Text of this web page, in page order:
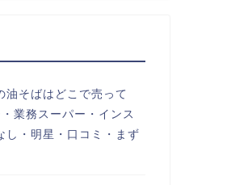
油そばはどこで売って
業務スーパー・インス
し・明星・口コミ・まず